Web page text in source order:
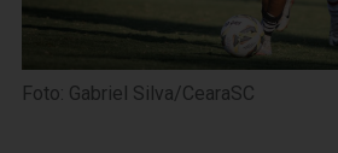
Foto: Gabriel Silva/CearaSC